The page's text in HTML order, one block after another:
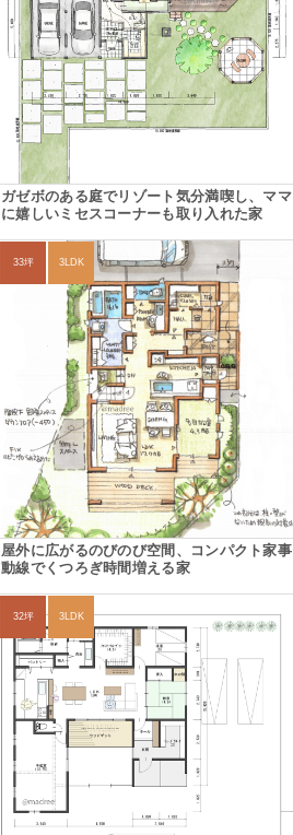
ガゼボのある庭でリゾート気分満喫し、ママ
に嬉しいミセスコーナーも取り入れた家
33坪 3LDK
屋外に広がるのびのび空間、コンパクト家事
動線でくつろぎ時間増える家
32坪 3LDK